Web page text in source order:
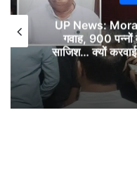
UP News:
गवाह, 900
साजिश… क्यों